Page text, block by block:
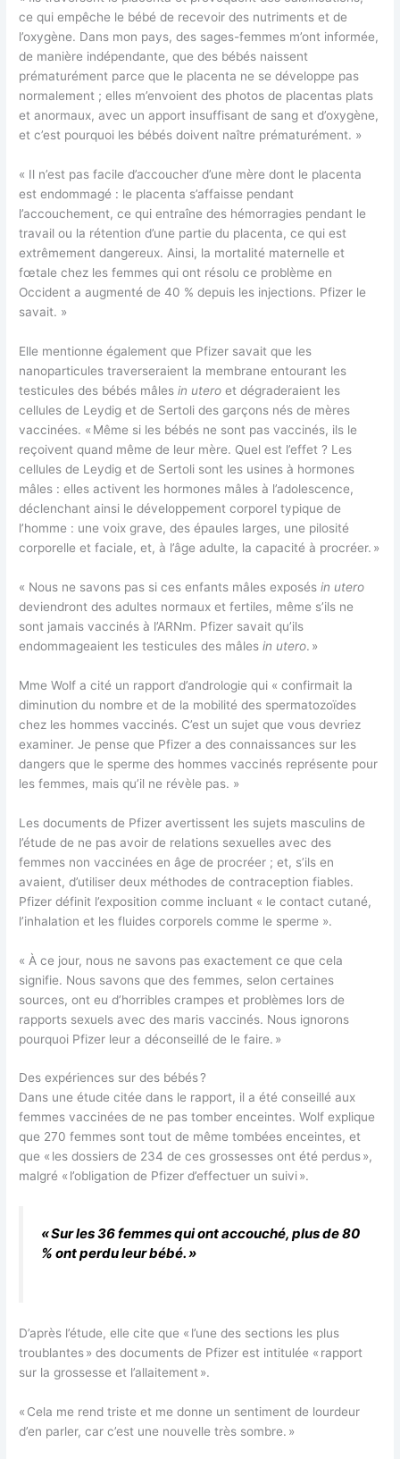
ce qui empêche le bébé de recevoir des nutriments et de
l’oxygène. Dans mon pays, des sages-femmes m’ont informée,
de manière indépendante, que des bébés naissent
prématurément parce que le placenta ne se développe pas
normalement ; elles m’envoient des photos de placentas plats
et anormaux, avec un apport insuffisant de sang et d’oxygène,
et c’est pourquoi les bébés doivent naître prématurément. »
« Il n’est pas facile d’accoucher d’une mère dont le placenta
est endommagé : le placenta s’affaisse pendant
l’accouchement, ce qui entraîne des hémorragies pendant le
travail ou la rétention d’une partie du placenta, ce qui est
extrêmement dangereux. Ainsi, la mortalité maternelle et
fœtale chez les femmes qui ont résolu ce problème en
Occident a augmenté de 40 % depuis les injections. Pfizer le
savait. »
Elle mentionne également que Pfizer savait que les
nanoparticules traverseraient la membrane entourant les
testicules des bébés mâlesin utero et dégraderaient les
cellules de Leydig et de Sertoli des garçons nés de mères
vaccinées. « Même si les bébés ne sont pas vaccinés, ils le
reçoivent quand même de leur mère. Quel est l’effet ? Les
cellules de Leydig et de Sertoli sont les usines à hormones
mâles : elles activent les hormones mâles à l’adolescence,
déclenchant ainsi le développement corporel typique de
l’homme : une voix grave, des épaules larges, une pilosité
corporelle et faciale, et, à l’âge adulte, la capacité à procréer. »
« Nous ne savons pas si ces enfants mâles exposésin utero
deviendront des adultes normaux et fertiles, même s’ils ne
sont jamais vaccinés à l’ARNm. Pfizer savait qu’ils
endommageaient les testicules des mâlesin utero. »
Mme Wolf a cité un rapport d’andrologie qui « confirmait la
diminution du nombre et de la mobilité des spermatozoïdes
chez les hommes vaccinés. C’est un sujet que vous devriez
examiner. Je pense que Pfizer a des connaissances sur les
dangers que le sperme des hommes vaccinés représente pour
les femmes, mais qu’il ne révèle pas. »
Les documents de Pfizer avertissent les sujets masculins de
l’étude de ne pas avoir de relations sexuelles avec des
femmes non vaccinées en âge de procréer ; et, s’ils en
avaient, d’utiliser deux méthodes de contraception fiables.
Pfizer définit l’exposition comme incluant « le contact cutané,
l’inhalation et les fluides corporels comme le sperme ».
« À ce jour, nous ne savons pas exactement ce que cela
signifie. Nous savons que des femmes, selon certaines
sources, ont eu d’horribles crampes et problèmes lors de
rapports sexuels avec des maris vaccinés. Nous ignorons
pourquoi Pfizer leur a déconseillé de le faire. »
Des expériences sur des bébés ?
Dans une étude citée dans le rapport, il a été conseillé aux
femmes vaccinées de ne pas tomber enceintes. Wolf explique
que 270 femmes sont tout de même tombées enceintes, et
que « les dossiers de 234 de ces grossesses ont été perdus »,
malgré « l’obligation de Pfizer d’effectuer un suivi ».
« Sur les 36 femmes qui ont accouché, plus de 80
% ont perdu leur bébé. »
D’après l’étude, elle cite que « l’une des sections les plus
troublantes » des documents de Pfizer est intitulée « rapport
sur la grossesse et l’allaitement ».
« Cela me rend triste et me donne un sentiment de lourdeur
d’en parler, car c’est une nouvelle très sombre. »